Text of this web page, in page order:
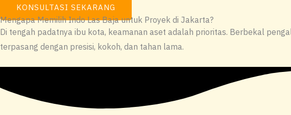
KONSULTASI SEKARANG
Mengapa Memilih Indo Las Baja untuk Proyek di Jakarta?
Di tengah padatnya ibu kota, keamanan aset adalah prioritas. Berbekal
terpasang dengan presisi, kokoh, dan tahan lama.